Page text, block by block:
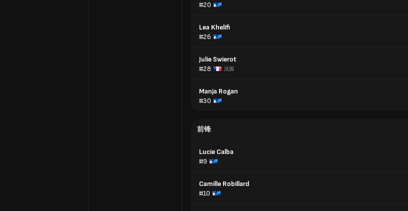
#20
Lea Khelifi
#26
Julie Swierot
#28
法国
Manja Rogan
#30
前锋
Lucie Calba
#9
Camille Robillard
#10